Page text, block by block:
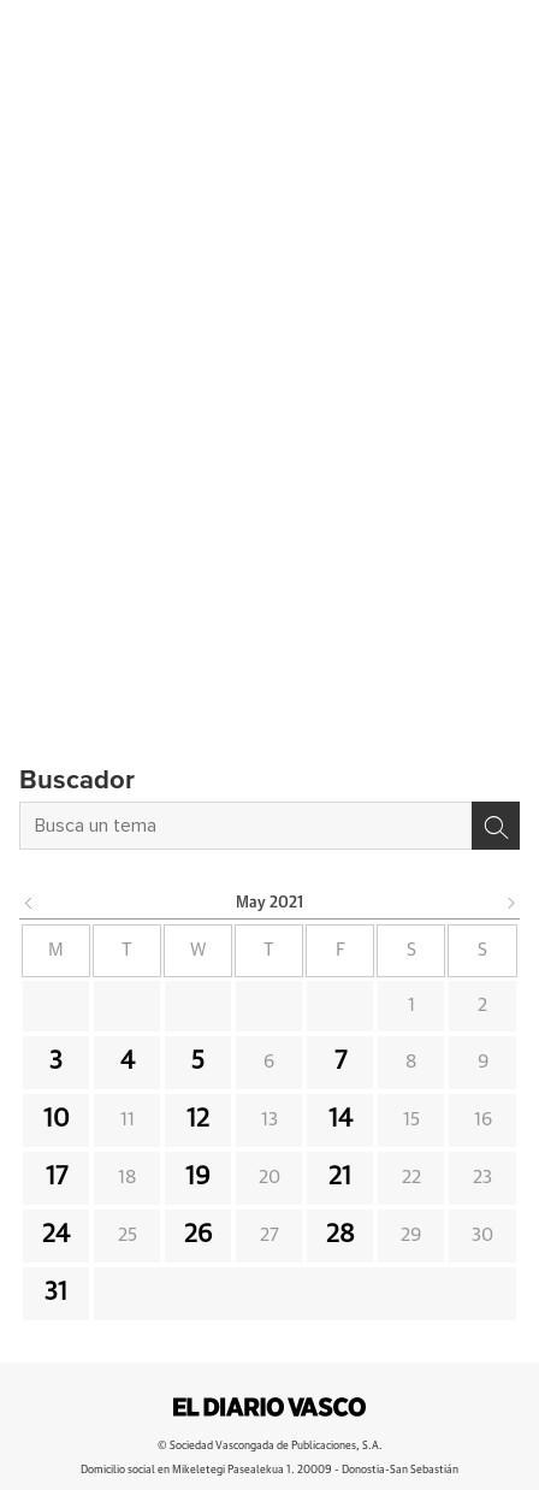
Buscador
May 2021
M W F S S
1 2
3 4 5 6 7 8 9
10 11 12 13 14 15 16
17 18 19 20 21 22 23
24 25 26 27 28 29 30
31
© Sociedad Vascongada de Publicaciones, S.A.
Domicilio social en Mikeletegi Pasealekua 1. 20009 - Donostia-San Sebastián